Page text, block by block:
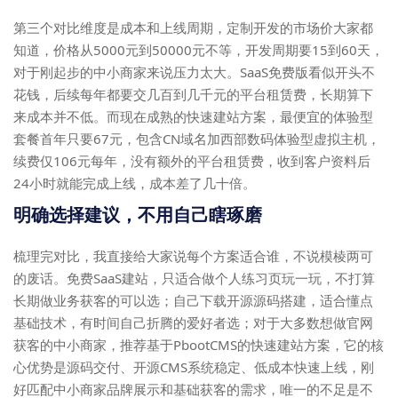
第三个对比维度是成本和上线周期，定制开发的市场价大家都
知道，价格从5000元到50000元不等，开发周期要15到60天，
对于刚起步的中小商家来说压力太大。SaaS免费版看似开头不
花钱，后续每年都要交几百到几千元的平台租赁费，长期算下
来成本并不低。而现在成熟的快速建站方案，最便宜的体验型
套餐首年只要67元，包含CN域名加西部数码体验型虚拟主机，
续费仅106元每年，没有额外的平台租赁费，收到客户资料后
24小时就能完成上线，成本差了几十倍。
明确选择建议，不用自己瞎琢磨
梳理完对比，我直接给大家说每个方案适合谁，不说模棱两可
的废话。免费SaaS建站，只适合做个人练习页玩一玩，不打算
长期做业务获客的可以选；自己下载开源源码搭建，适合懂点
基础技术，有时间自己折腾的爱好者选；对于大多数想做官网
获客的中小商家，推荐基于PbootCMS的快速建站方案，它的核
心优势是源码交付、开源CMS系统稳定、低成本快速上线，刚
好匹配中小商家品牌展示和基础获客的需求，唯一的不足是不